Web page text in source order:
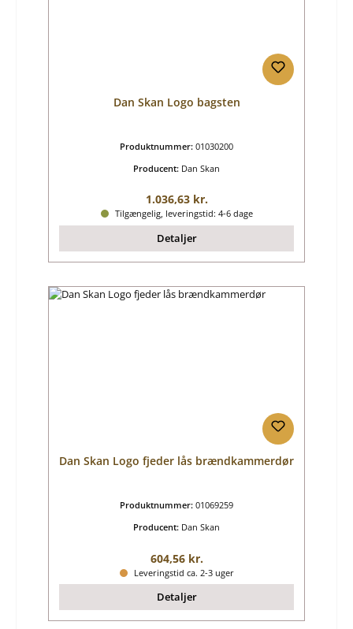
Dan Skan Logo bagsten
Produktnummer: 01030200
Producent: Dan Skan
Almindelig pris:
1.036,63 kr.
Tilgængelig, leveringstid: 4-6 dage
Detaljer
Dan Skan Logo fjeder lås brændkammerdør
Produktnummer: 01069259
Producent: Dan Skan
Almindelig pris:
604,56 kr.
Leveringstid ca. 2-3 uger
Detaljer